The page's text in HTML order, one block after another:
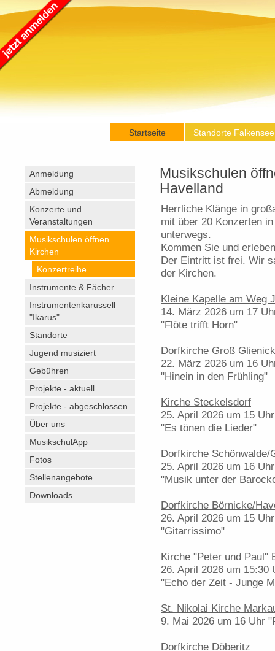
Startseite Standorte
Anmeldung
Abmeldung
Konzerte und
Veranstaltungen
Musikschulen öffnen
Kirchen
Konzertreihe
Instrumente & Fächer
Instrumentenkarussell
"Ikarus"
Standorte
Jugend musiziert
Gebühren
Projekte - aktuell
Projekte - abgeschlossen
Über uns
MusikschulApp
Fotos
Stellenangebote
Downloads
Musikschulen
Havelland
Herrliche Klänge in
mit über 20 Konzerten
unterwegs.
Kommen Sie und
Der Eintritt ist frei. Wir
der Kirchen.
Kleine Kapelle am Weg
14. März 2026 um 17
"Flöte trifft Horn"
Dorfkirche Groß
22. März 2026 um 16
"Hinein in den Frühling"
Kirche Steckelsdorf
25. April 2026 um 15 Uhr
"Es tönen die Lieder"
Dorfkirche Schönwalde/
25. April 2026 um 16 Uhr
"Musik unter der
Dorfkirche Börnicke/
26. April 2026 um 15 Uhr
"Gitarrissimo"
Kirche "Peter und Paul"
26. April 2026 um 15:30
"Echo der Zeit - Junge
St. Nikolai Kirche
9. Mai 2026 um 16 Uhr
Dorfkirche Döberitz